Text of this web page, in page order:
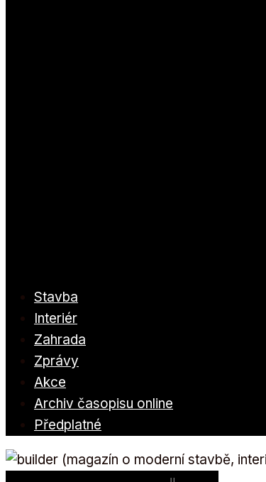
Stavba
Interiér
Zahrada
Zprávy
Akce
Archiv časopisu online
Předplatné